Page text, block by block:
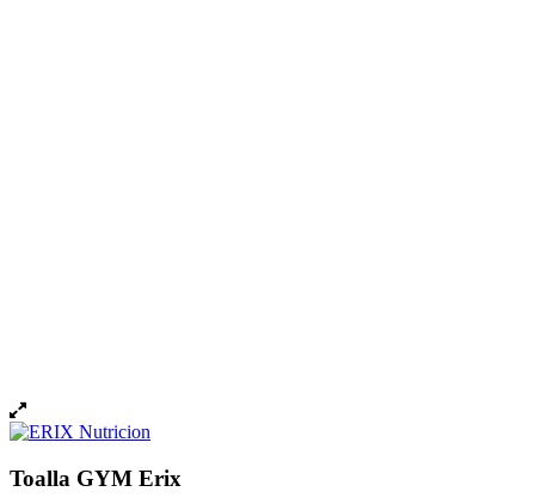
Toalla GYM Erix